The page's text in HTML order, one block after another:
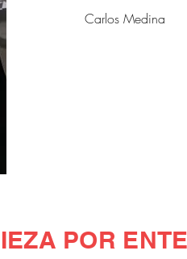
Carlos Medina
POR